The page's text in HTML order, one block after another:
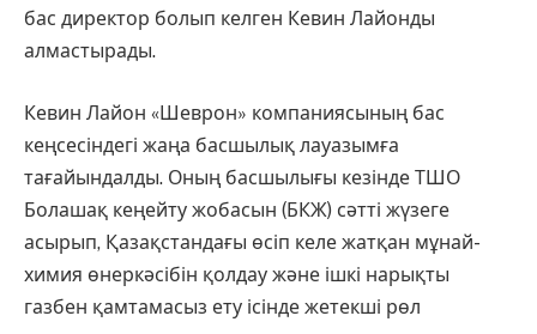
бас директор болып келген Кевин Лайонды
алмастырады.
Кевин Лайон «Шеврон» компаниясының бас
кеңсесіндегі жаңа басшылық лауазымға
тағайындалды. Оның басшылығы кезінде ТШО
Болашақ кеңейту жобасын (БКЖ) сәтті жүзеге
асырып, Қазақстандағы өсіп келе жатқан мұнай-
химия өнеркәсібін қолдау және ішкі нарықты
газбен қамтамасыз ету ісінде жетекші рөл